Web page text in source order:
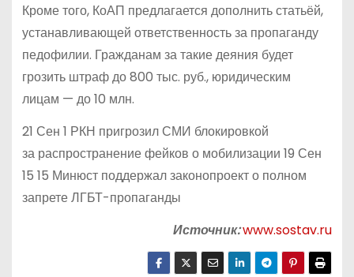
Кроме того, КоАП предлагается дополнить статьёй,
устанавливающей ответственность за пропаганду
педофилии. Гражданам за такие деяния будет
грозить штраф до 800 тыс. руб., юридическим
лицам — до 10 млн.
21 Сен 1 РКН пригрозил СМИ блокировкой
за распространение фейков о мобилизации 19 Сен
15 15 Минюст поддержал законопроект о полном
запрете ЛГБТ-пропаганды
Источник:www.sostav.ru